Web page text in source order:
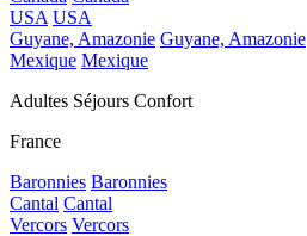
USA USA
Guyane, Amazonie Guyane, Amazonie
Mexique Mexique
Adultes Séjours Confort
France
Baronnies Baronnies
Cantal Cantal
Vercors Vercors